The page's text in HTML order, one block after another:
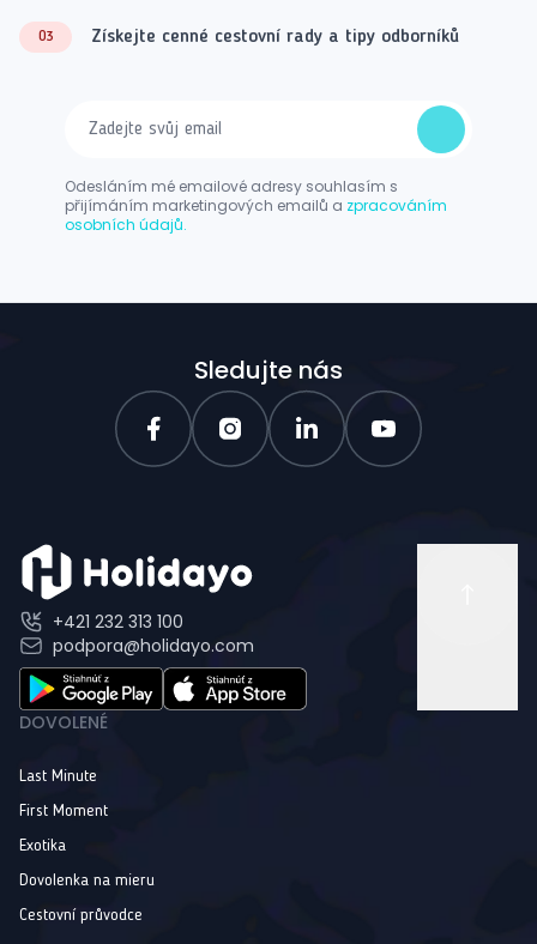
03 Získejte cenné cestovní rady a tipy odborníků
Odesláním mé emailové adresy souhlasím s
přijímáním marketingových emailů a zpracováním
osobních údajů.
Sledujte nás
+421 232 313 100
podpora@holidayo.com
DOVOLENÉ
Last Minute
First Moment
Exotika
Dovolenka na mieru
Cestovní průvodce